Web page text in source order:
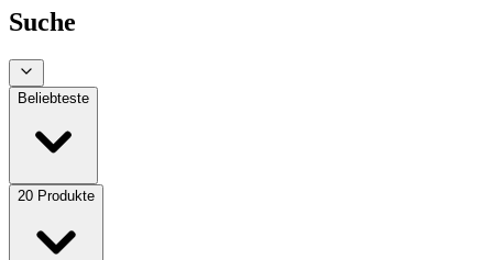
Suche
Beliebteste
20 Produkte